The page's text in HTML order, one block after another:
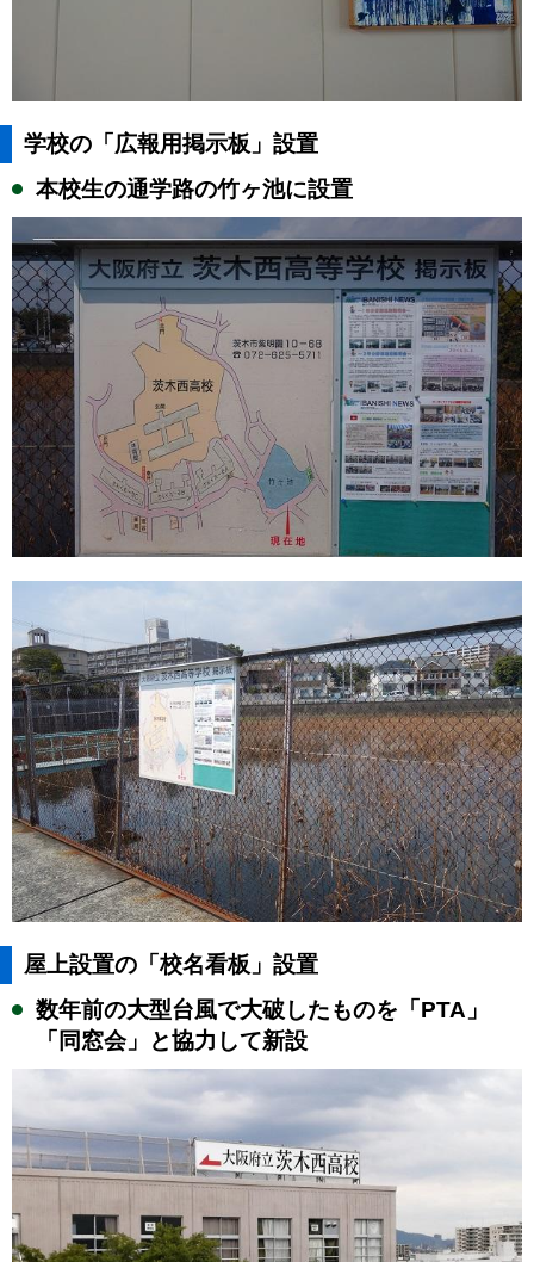
学校の「広報用掲示板」設置
本校生の通学路の竹ヶ池に設置
屋上設置の「校名看板」設置
数年前の大型台風で大破したものを「PTA」
「同窓会」と協力して新設